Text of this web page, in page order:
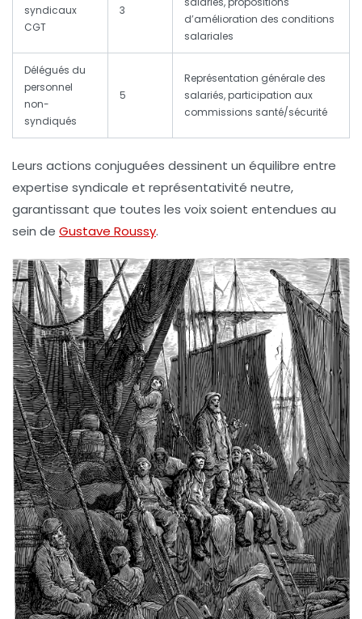
syndicaux
CGT
3
d’amélioration des conditions
salariales
Délégués du
personnel
non-
syndiqués
5
Représentation générale des
salariés, participation aux
commissions santé/sécurité
Leurs actions conjuguées dessinent un équilibre entre
expertise syndicale et représentativité neutre,
garantissant que toutes les voix soient entendues au
sein de Gustave Roussy.